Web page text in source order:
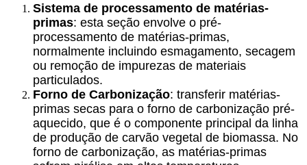
Sistema de processamento de matérias-
primas: esta seção envolve o pré-
processamento de matérias-primas,
normalmente incluindo esmagamento, secagem
ou remoção de impurezas de materiais
particulados.
Forno de Carbonização: transferir matérias-
primas secas para o forno de carbonização pré-
aquecido, que é o componente principal da linha
de produção de carvão vegetal de biomassa. No
forno de carbonização, as matérias-primas